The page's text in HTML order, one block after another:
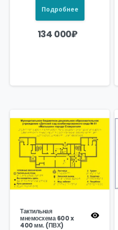
Подробнее
134 000₽
Тактильная
мнемосхема 600 x
400 мм. (ПВХ)